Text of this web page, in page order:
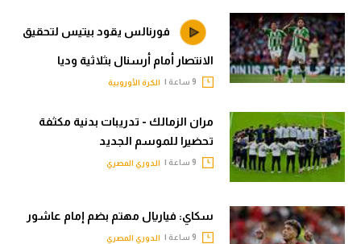
فورنالس يقود بيتيس لتحقيق
الانتصار أمام أرسنال بثلاثية وديا
الكرة الأوروبية
مران الزمالك - تدريبات بدنية مكثفة
تحضيرا للموسم الجديد
الدوري المصري
سكاي: فياريال مهتم بضم إمام عاشور
الدوري المصري